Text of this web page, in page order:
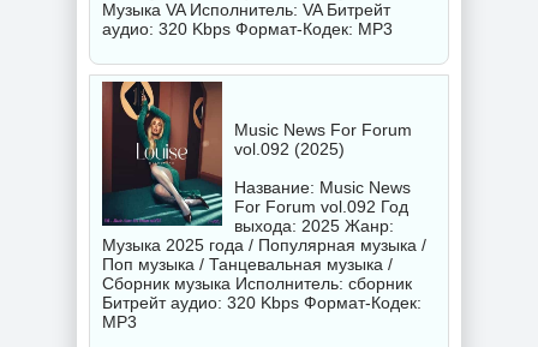
Музыка VA Исполнитель: VAБитрейт
аудио: 320 Kbps Формат-Кодек: MP3
Music News For Forum
vol.092 (2025)
Название: Music News
For Forum vol.092 Год
выхода: 2025 Жанр:
Музыка 2025 года / Популярная музыка /
Поп музыка / Танцевальная музыка /
Сборник музыка Исполнитель: сборник
Битрейт аудио: 320 Kbps Формат-Кодек:
MP3